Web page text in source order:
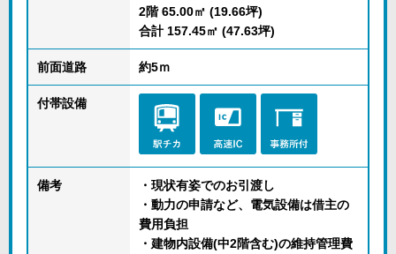
2階 65.00㎡ (19.66坪)
合計 157.45㎡ (47.63坪)
前面道路 約5ｍ
付帯設備
備考
・現状有姿でのお引渡し
・動力の申請など、電気設備は借主の
費用負担
・建物内設備(中2階含む)の維持管理費